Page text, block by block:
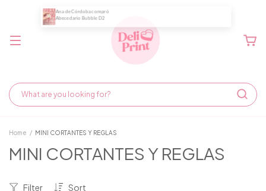
Home / MINI CORTANTES Y REGLAS
MINI CORTANTES Y REGLAS
Sort
Filter